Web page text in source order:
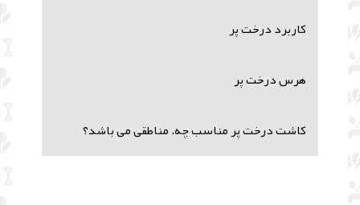
کاربرد درخت پر
هرس درخت پر
کاشت درخت پر مناسب چه. مناطقی می باشد؟